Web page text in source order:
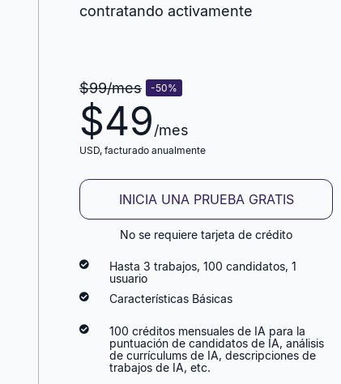
contratando activamente
$99/mes -50%
$49/mes
USD, facturado anualmente
INICIA UNA PRUEBA GRATIS
No se requiere tarjeta de crédito
Hasta 3 trabajos, 100 candidatos, 1
usuario
Características Básicas
100 créditos mensuales de IA para la
puntuación de candidatos de IA, análisis
de currículums de IA, descripciones de
trabajos de IA, etc.